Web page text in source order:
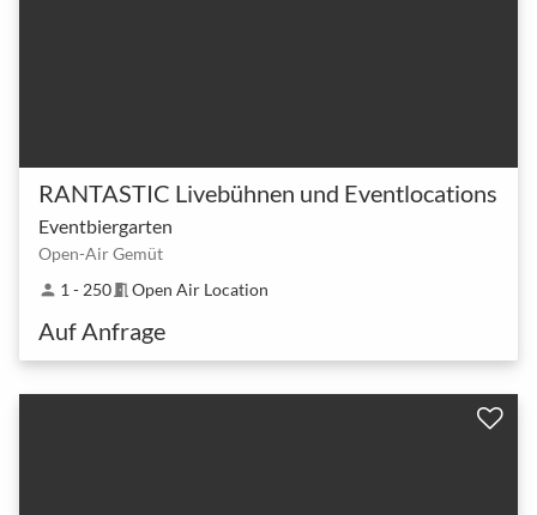
RANTASTIC Livebühnen und Eventlocations
Eventbiergarten
Open-Air Gemüt
person 1 - 250meeting_room Open Air Location
Auf Anfrage